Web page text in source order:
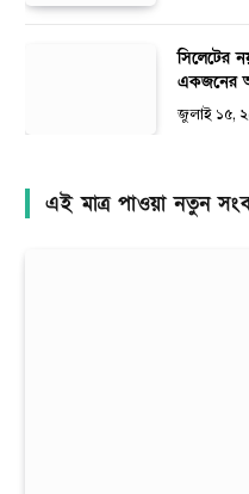
সিলেটের
একজনের
জুলাই ১৫,
এই মাত্র পাওয়া নতুন